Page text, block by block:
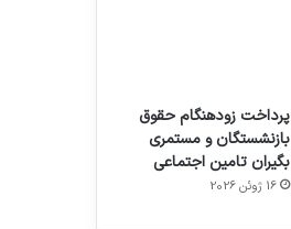
پرداخت زودهنگام حقوق
بازنشستگان و مستمری
بگیران تامین اجتماعی
16 ژوئن 2026